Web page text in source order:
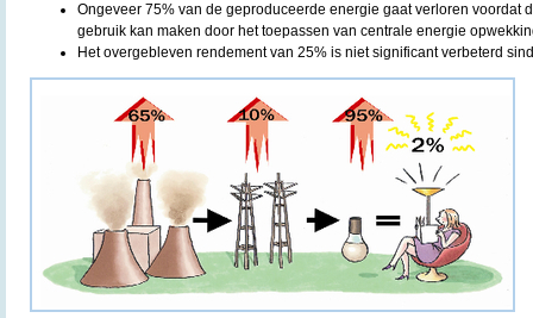
Ongeveer 75% van de geproduceerde energie gaat verloren voordat
gebruik kan maken door het toepassen van centrale energie
Het overgebleven rendement van 25% is niet significant verbeterd